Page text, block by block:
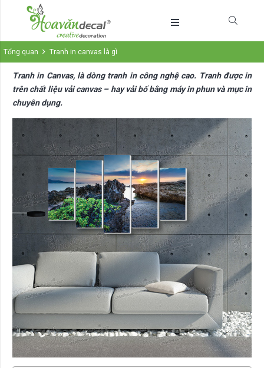
Tổng quan Tranh in canvas là gì
Tranh in Canvas, là dòng tranh in công nghệ cao. Tranh được in
trên chất liệu vải canvas – hay vải bố bằng máy in phun và mực in
chuyên dụng.